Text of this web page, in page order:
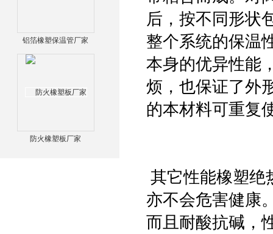
铝箔橡塑保温管厂家
防火橡塑板厂家
后，按不同形状
整个系统的保温
本身的优异性能
烦，也保证了外
的本材料可重复
其它性能橡塑绝
亦不会危害健康
而且耐酸抗碱